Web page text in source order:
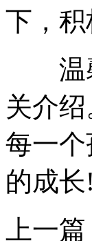
下，积
温馨
关介
每一
的成长!
上一篇